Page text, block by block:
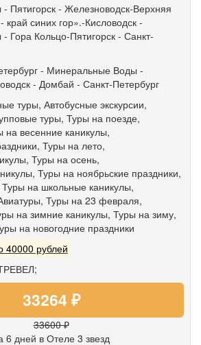
Пятигорск - Железноводск-Верхняя
синих гор».-Кисловодск -
Гора Кольцо-Пятигорск - Санкт-
- Минеральные Воды -
- Домбай - Санкт-Петербург
туры, Автобусные экскурсии,
туры, Туры на поезде,
на весенние каникулы,
, Туры на лето,
, Туры на осень,
, Туры на ноябрьские праздники,
Туры на школьные каникулы,
, Туры на 23 февраля,
на зимние каникулы, Туры на зиму,
на новогодние праздники
40000 рублей
33264 ₽
33600 ₽
6 дней в Отеле 3 звезд